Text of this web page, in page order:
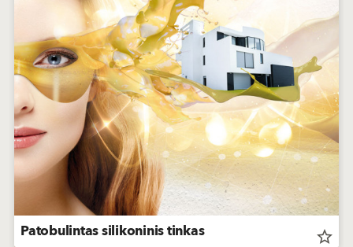
Patobulintas silikoninis tinkas star_border